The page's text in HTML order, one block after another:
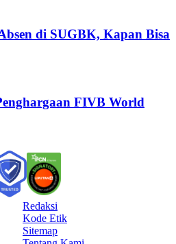
di SUGBK, Kapan Bisa
FIVB World
Redaksi
Kode Etik
Sitemap